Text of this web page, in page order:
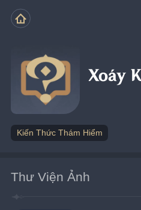
Xoáy
Kiến Thức Thám Hiểm
Thư Viện Ảnh